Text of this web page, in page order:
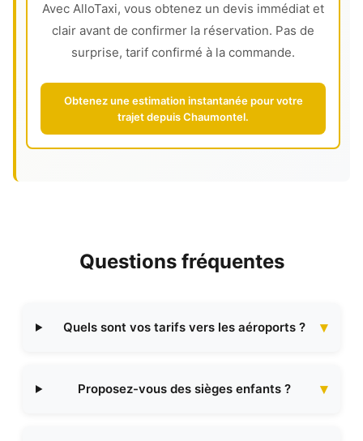
Avec AlloTaxi, vous obtenez un devis immédiat et
clair avant de confirmer la réservation. Pas de
surprise, tarif confirmé à la commande.
Obtenez une estimation instantanée pour votre
trajet depuis Chaumontel.
Questions fréquentes
Quels sont vos tarifs vers les aéroports ?
Proposez-vous des sièges enfants ?